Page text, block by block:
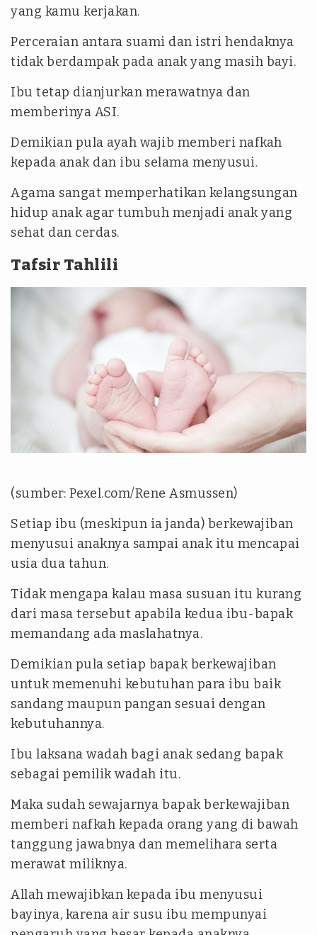
yang kamu kerjakan.
Perceraian antara suami dan istri hendaknya
tidak berdampak pada anak yang masih bayi.
Ibu tetap dianjurkan merawatnya dan
memberinya ASI.
Demikian pula ayah wajib memberi nafkah
kepada anak dan ibu selama menyusui.
Agama sangat memperhatikan kelangsungan
hidup anak agar tumbuh menjadi anak yang
sehat dan cerdas.
Tafsir Tahlili
(sumber: Pexel.com/Rene Asmussen)
Setiap ibu (meskipun ia janda) berkewajiban
menyusui anaknya sampai anak itu mencapai
usia dua tahun.
Tidak mengapa kalau masa susuan itu kurang
dari masa tersebut apabila kedua ibu-bapak
memandang ada maslahatnya.
Demikian pula setiap bapak berkewajiban
untuk memenuhi kebutuhan para ibu baik
sandang maupun pangan sesuai dengan
kebutuhannya.
Ibu laksana wadah bagi anak sedang bapak
sebagai pemilik wadah itu.
Maka sudah sewajarnya bapak berkewajiban
memberi nafkah kepada orang yang di bawah
tanggung jawabnya dan memelihara serta
merawat miliknya.
Allah mewajibkan kepada ibu menyusui
bayinya, karena air susu ibu mempunyai